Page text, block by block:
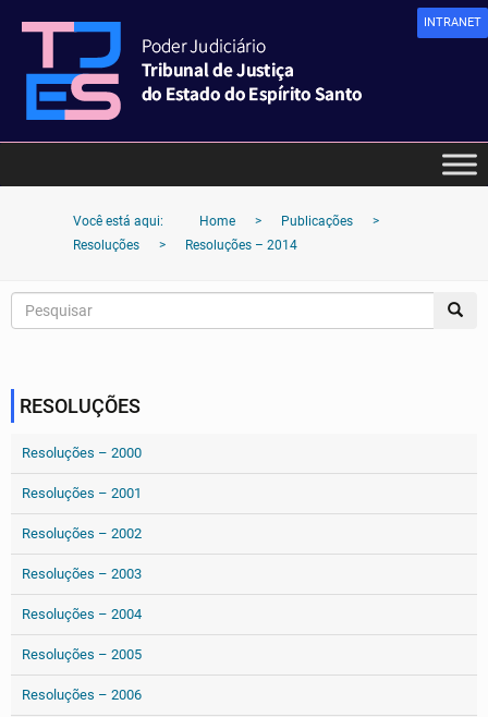
INTRANET
Você está aqui: Home > Publicações
>
Resoluções
> Resoluções – 2014
RESOLUÇÕES
Resoluções – 2000
Resoluções – 2001
Resoluções – 2002
Resoluções – 2003
Resoluções – 2004
Resoluções – 2005
Resoluções – 2006